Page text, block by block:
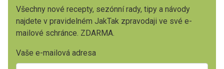
Všechny nové recepty, sezónní rady, tipy a návody
najdete v pravidelném JakTak zpravodaji ve své e-
mailové schránce. ZDARMA.
Vaše e-mailová adresa